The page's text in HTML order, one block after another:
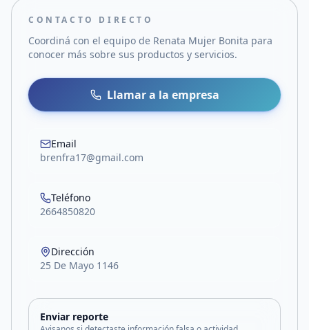
CONTACTO DIRECTO
Coordiná con el equipo de Renata Mujer Bonita para
conocer más sobre sus productos y servicios.
Llamar a la empresa
Email
brenfra17@gmail.com
Teléfono
2664850820
Dirección
25 De Mayo 1146
Enviar reporte